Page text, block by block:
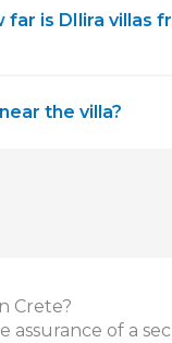
far is DIlira villas
the villa?
Crete?
of a